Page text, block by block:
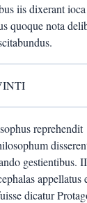
iis dixerant
quoque nota
reprehendit
gestientibus.
appellatus
dicatur